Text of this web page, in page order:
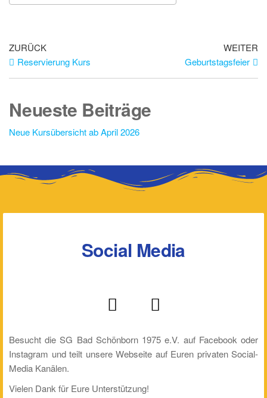
ZURÜCK
Reservierung Kurs
WEITER
Geburtstagsfeier
Neueste Beiträge
Neue Kursübersicht ab April 2026
Social Media
Besucht die SG Bad Schönborn 1975 e.V. auf Facebook oder
Instagram und teilt unsere Webseite auf Euren privaten Social-
Media Kanälen.
Vielen Dank für Eure Unterstützung!